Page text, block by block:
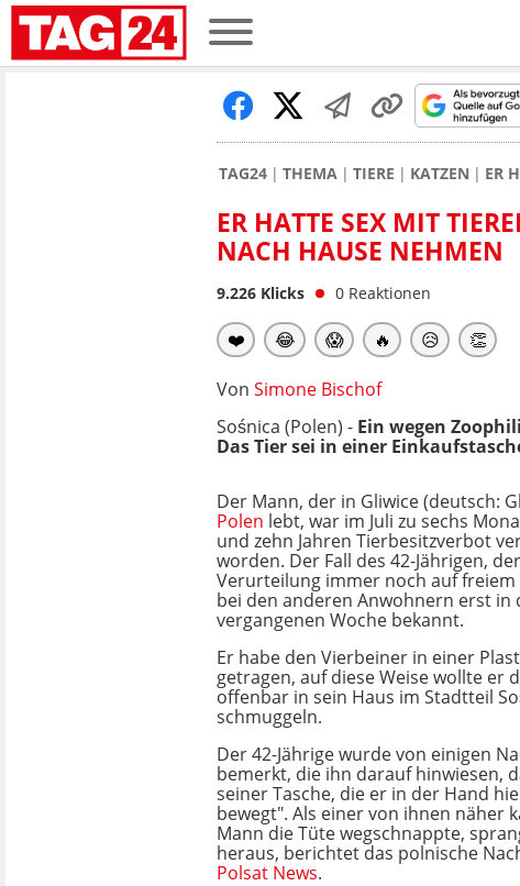
TAG24 THEMA TIERE KATZEN ER
ER HATTE SEX MIT
NACH HAUSE NEHMEN
9.226 Klicks 0 Reaktionen
❤️ 😂 😱 🔥 😥 👏
Von Simone Bischof
Sośnica (Polen) - Ein wegen
Das Tier sei in einer
Der Mann, der in Gliwice (deutsch:
Polen lebt, war im Juli zu sechs
und zehn Jahren Tierbesitzverbot
worden. Der Fall des 42-Jährigen,
Verurteilung immer noch auf freiem
bei den anderen Anwohnern erst in
vergangenen Woche bekannt.
Er habe den Vierbeiner in einer
getragen, auf diese Weise wollte er
offenbar in sein Haus im Stadtteil
schmuggeln.
Der 42-Jährige wurde von einigen
bemerkt, die ihn darauf hinwiesen,
seiner Tasche, die er in der Hand
bewegt". Als einer von ihnen näher
Mann die Tüte wegschnappte,
heraus, berichtet das polnische
Polsat News.